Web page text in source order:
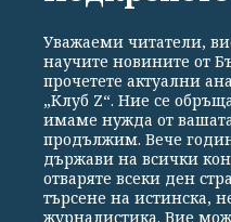
Общи условия
Реклама
Екип
Уважаеми читатели,
научите новините от
прочетете актуални
„Клуб Z“. Ние се
имаме нужда от
продължим. Вече
държави на всички
отваряте всеки ден
търсене на истинска,
журналистика. Вие